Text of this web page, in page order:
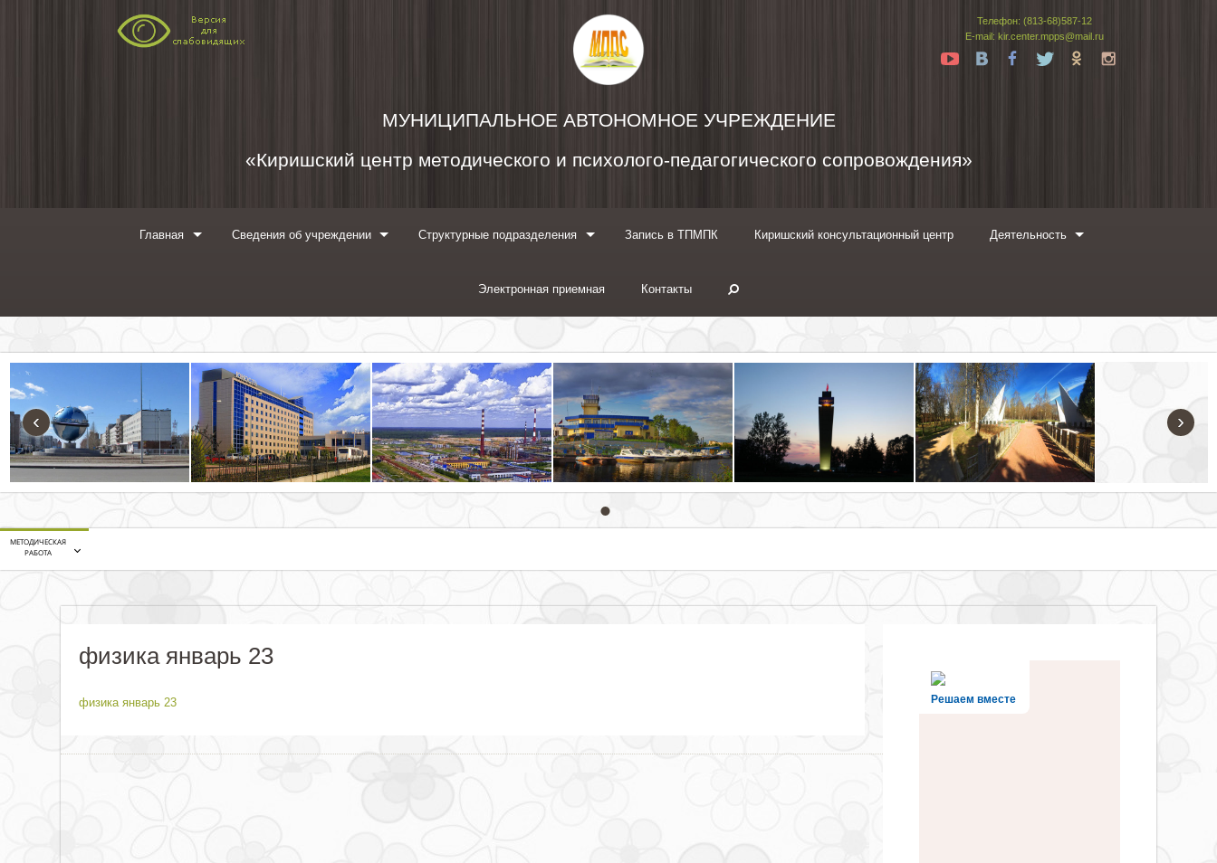
Телефон: (813-68)587-12
E-mail: kir.center.mpps@mail.ru
Yt
Tw
МУНИЦИПАЛЬНОЕ АВТОНОМНОЕ УЧРЕЖДЕНИЕ
«Киришский центр методического и психолого-педагогического сопровождения»
Главная Сведения об учреждении Структурные подразделения Запись в ТПМПК Киришский консультационный центр Деятельность
Электронная приемная Контакты
‹ ›
МЕТОДИЧЕСКАЯ
РАБОТА
физика январь 23
физика январь 23 Решаем вместе